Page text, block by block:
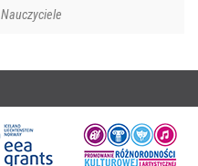
Nauczyciele